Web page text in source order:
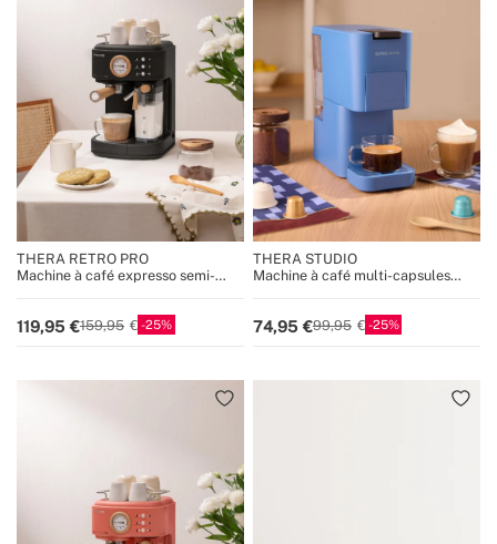
THERA RETRO PRO
Machine à café expresso semi-
119,95 159,95 25
THERA STUDIO
Machine à café multi-capsules
74,95 99,95 25